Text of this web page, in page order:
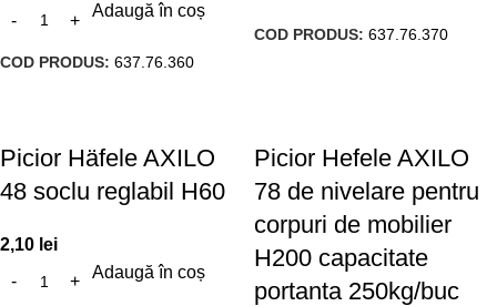
Adaugă în coș
COD PRODUS: 637.76.360
COD PRODUS: 637.76.370
Picior Häfele AXILO
48 soclu reglabil H60
2,10 lei
Adaugă în coș
Picior Hefele AXILO
78 de nivelare pentru
corpuri de mobilier
H200 capacitate
portanta 250kg/buc